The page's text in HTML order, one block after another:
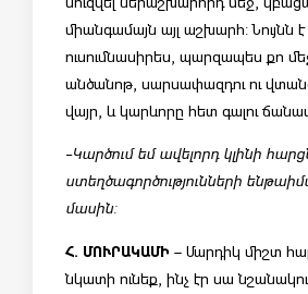
միանգամայն այլ աշխարհ: Նույնն
ուսումնասիրես, պարզապես քո
անծանոթ, սարսափազդու ու
վայր, և կարևորը հետ գալու
-Կարծում եմ ավելորդ կլինի
ստեղծագործությունների
մասին:
Հ. ՄՈՒՐԱԿԱՄԻ – Մարդիկ միշտ
նկատի ունեք, ինչ էր սա